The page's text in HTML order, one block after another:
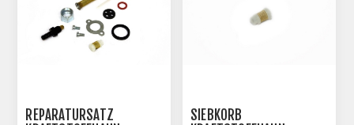
REPARATURSATZ
SIEBKORB